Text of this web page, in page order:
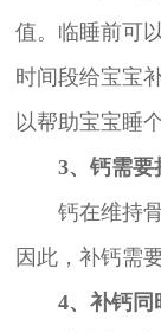
值。临睡前可
时间段给宝宝
以帮助宝宝睡
3、钙需要
钙在维持骨
因此，补钙需
4、补钙同